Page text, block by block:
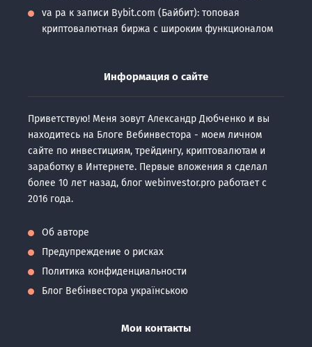
va pa к записи Bybit.com (Байбит): топовая
криптовалютная биржа с широким функционалом
Информация о сайте
Приветствую! Меня зовут Александр Дюбченко и вы
находитесь на Блоге Вебинвестора - моем личном
сайте по инвестициям, трейдингу, криптовалютам и
заработку в Интернете. Первые вложения я сделал
более 10 лет назад, блог webinvestor.pro работает с
2016 года.
Об авторе
Предупреждение о рисках
Политика конфиденциальности
Блог Вебінвестора українською
Мои контакты